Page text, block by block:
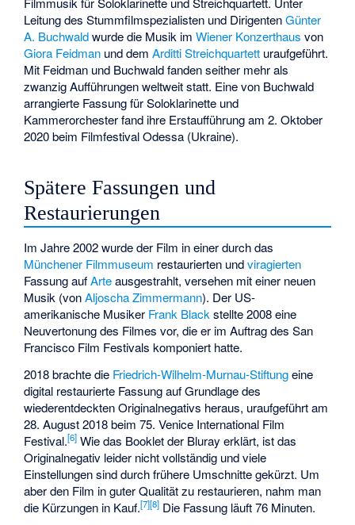
Leitung des Stummfilmspezialisten und DirigentenGünter
A. Buchwaldwurde die Musik imWiener Konzerthaus von
Giora Feidman und demArditti Streichquartett uraufgeführt.
Mit Feidman und Buchwald fanden seither mehr als
zwanzig Aufführungen weltweit statt. Eine von Buchwald
arrangierte Fassung für Soloklarinette und
Kammerorchester fand ihre Erstaufführung am 2. Oktober
2020 beim Filmfestival Odessa (Ukraine).
Spätere Fassungen und
Restaurierungen
Im Jahre 2002 wurde der Film in einer durch das
Münchener Filmmuseum restaurierten undviragierten
Fassung aufArteausgestrahlt, versehen mit einer neuen
Musik (vonAljoscha Zimmermann). Der US-
amerikanische Musiker Frank Black stellte 2008 eine
Neuvertonung des Filmes vor, die er im Auftrag desSan
Francisco Film Festivals komponiert hatte.
2018 brachte die Friedrich-Wilhelm-Murnau-Stiftungeine
digital restaurierte Fassung auf Grundlage des
wiederentdeckten Originalnegativs heraus, uraufgeführt am
28. August 2018 beim 75. Venice International Film
Festival.[6] Wie das Booklet der Bluray erklärt, ist das
Originalnegativ leider nicht vollständig und viele
Einstellungen sind durch frühere Umschnitte gekürzt. Um
aber den Film in guter Qualität zu restaurieren, nahm man
die Kürzungen in Kauf.[7][8] Die Fassung läuft 76 Minuten.